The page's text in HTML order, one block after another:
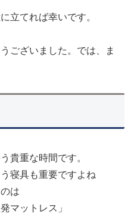
立てれば幸いです。
ございました。では、ま
貴重な時間です。
寝具も重要ですよね
は
マットレス」